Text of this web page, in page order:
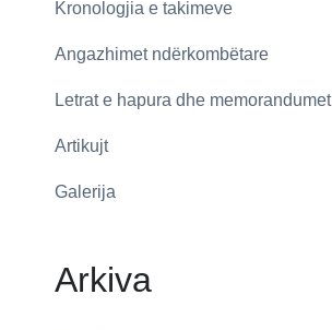
Kronologjia e takimeve
Angazhimet ndërkombëtare
Letrat e hapura dhe memorandumet
Artikujt
Galerija
Arkiva